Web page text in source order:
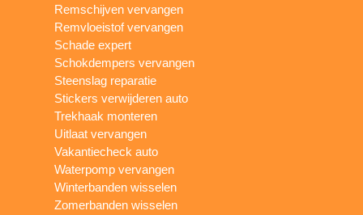
Remschijven vervangen
Remvloeistof vervangen
Schade expert
Schokdempers vervangen
Steenslag reparatie
Stickers verwijderen auto
Trekhaak monteren
Uitlaat vervangen
Vakantiecheck auto
Waterpomp vervangen
Winterbanden wisselen
Zomerbanden wisselen